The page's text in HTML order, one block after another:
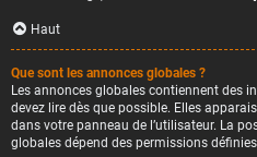
Haut
Que sont les annonces globales ?
Les annonces globales contiennent des
devez lire dès que possible. Elles
dans votre panneau de l’utilisateur. La
globales dépend des permissions